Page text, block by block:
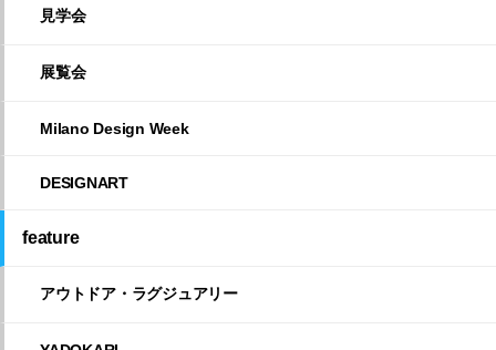
見学会
展覧会
Milano Design Week
DESIGNART
feature
アウトドア・ラグジュアリー